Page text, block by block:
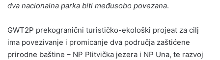
dva nacionalna parka biti međusobo povezana.
GWT2P prekogranični turističko-ekološki projeat za cilj
ima povezivanje i promicanje dva područja zaštićene
prirodne baštine – NP Plitvička jezera i NP Una, te razvoj